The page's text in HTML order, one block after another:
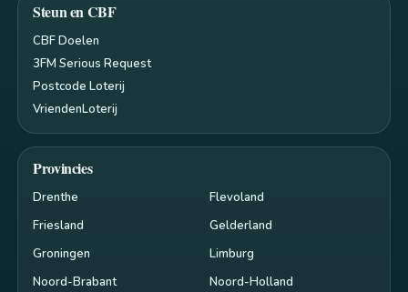
Steun en CBF
CBF Doelen
3FM Serious Request
Postcode Loterij
VriendenLoterij
Provincies
Drenthe
Flevoland
Friesland
Gelderland
Groningen
Limburg
Noord-Brabant
Noord-Holland